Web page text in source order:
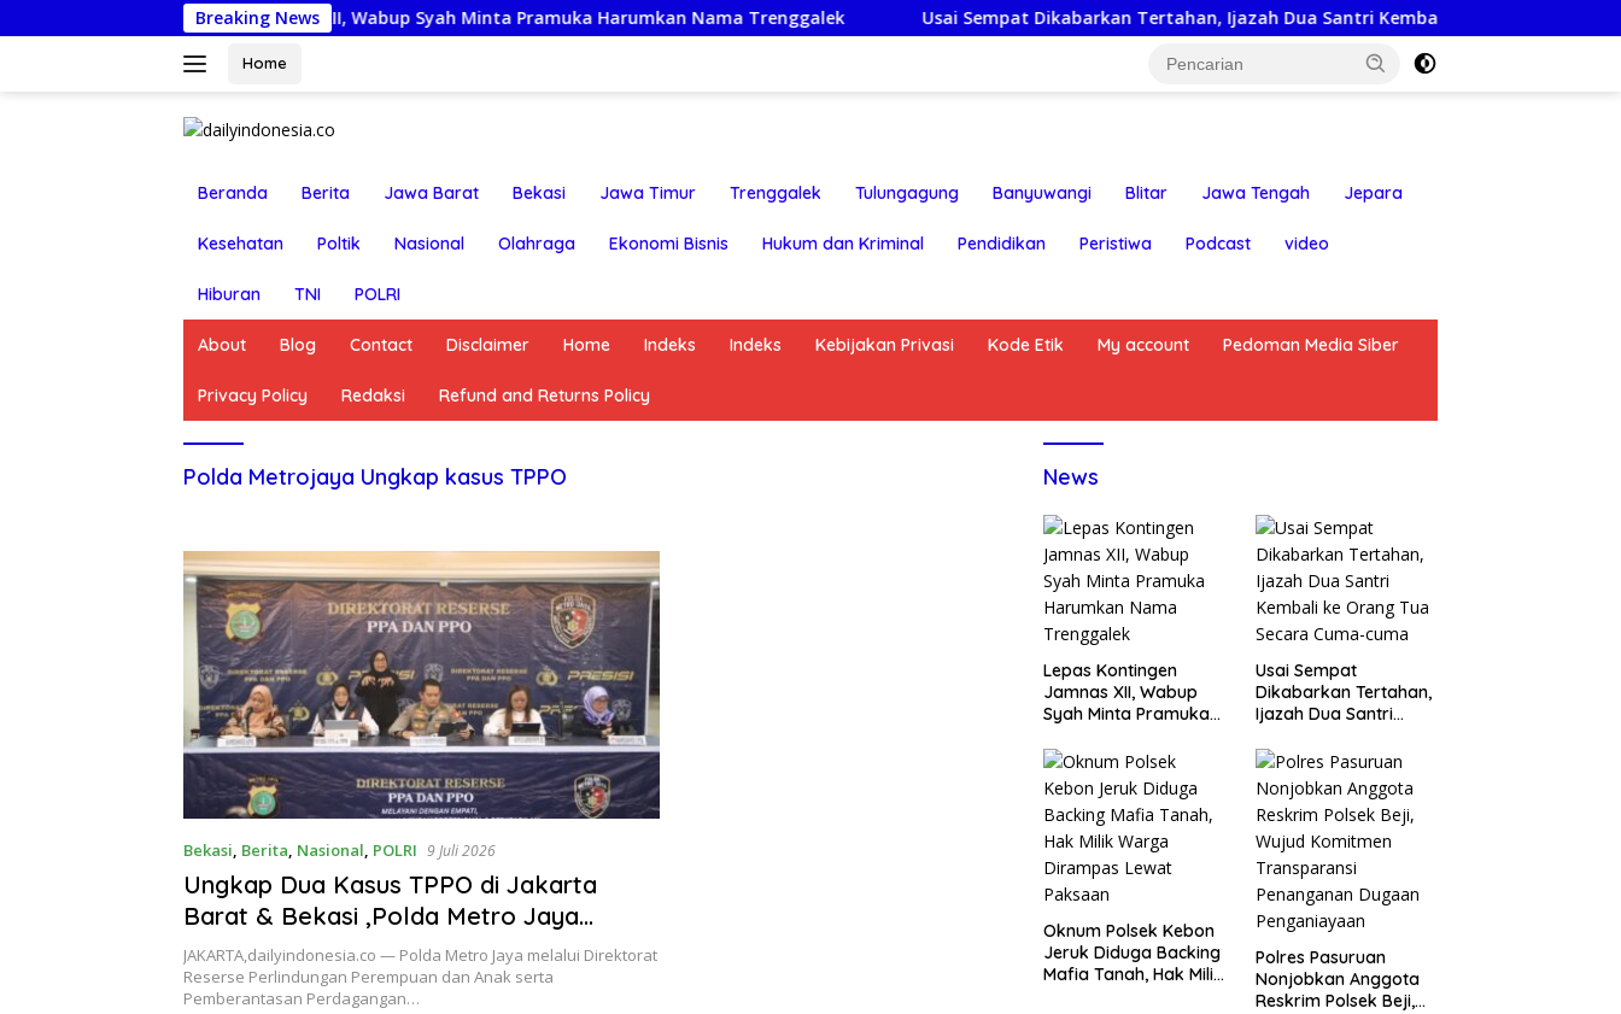
ke
Breaking News
Kontingen Jamnas XII, Wabup Syah Minta Pramuka Harumkan Nama Trenggalek Usai Sempat Dikabarkan Tertahan, Ijazah Dua Santri Kembali ke Orang Tua Secara Cuma-
Home
Beranda Berita Jawa Barat Bekasi Jawa Timur Trenggalek Tulungagung Banyuwangi Blitar Jawa Tengah Jepara
Kesehatan Poltik Nasional Olahraga Ekonomi Bisnis Hukum dan Kriminal Pendidikan Peristiwa Podcast video
Hiburan TNI POLRI
About Blog Contact Disclaimer Home Indeks Indeks Kebijakan Privasi Kode Etik My account Pedoman Media Siber
Privacy Policy Redaksi Refund and Returns Policy
Polda Metrojaya Ungkap kasus TPPO
Bekasi, Berita, Nasional, POLRI 9 Juli 2026
Ungkap Dua Kasus TPPO di Jakarta
Barat & Bekasi ,Polda Metro Jaya
Tetapkan 13 Tersangka,Keuntungan
Dugaan Capai Rp 1,7 Miliar
JAKARTA,dailyindonesia.co — Polda Metro Jaya melalui Direktorat
Reserse Perlindungan Perempuan dan Anak serta
Pemberantasan Perdagangan…
News
Lepas Kontingen
Jamnas XII, Wabup
Syah Minta Pramuka
Trenggalek
Usai Sempat
Dikabarkan Tertahan,
Ijazah Dua Santri
Secara Cuma-cuma
Oknum Polsek Kebon
Jeruk Diduga Backing
Mafia Tanah, Hak Milik
Polres Pasuruan
Nonjobkan Anggota
Reskrim Polsek Beji,